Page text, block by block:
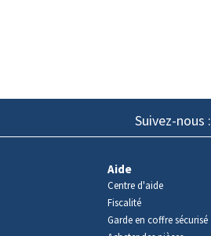
Suivez-nous :
Aide
Centre d'aide
Fiscalité
Garde en coffre sécurisé